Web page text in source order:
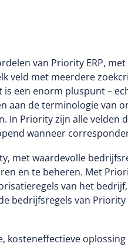
van Priority ERP,
veld met meerdere
een enorm pluspunt –
aan de terminologie van
In Priority zijn alle
wanneer
met waardevolle
en te beheren. Met
van het
bedrijfsregels van
kosteneffectieve